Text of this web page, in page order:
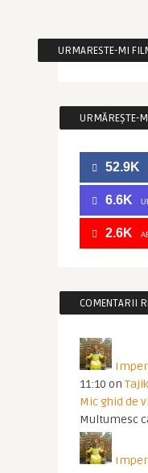
URMARESTE-MI
URMĂREȘTE-
52.9K
6.6K
2.6K
COMENTARII
11:10 on
Mic ghid de
Multumesc